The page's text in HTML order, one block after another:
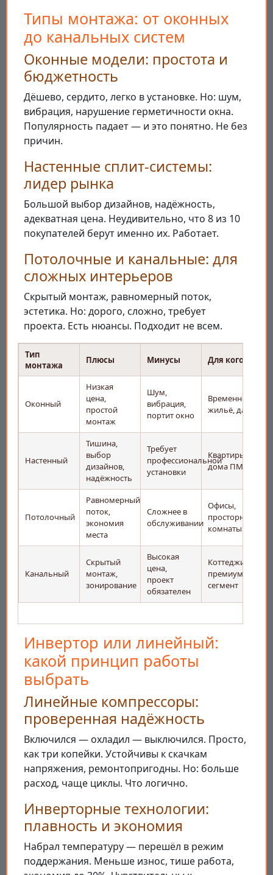
Типы монтажа: от оконных
до канальных систем
Оконные модели: простота и
бюджетность
Дёшево, сердито, легко в установке. Но: шум,
вибрация, нарушение герметичности окна.
Популярность падает — и это понятно. Не без
причин.
Настенные сплит-системы:
лидер рынка
Большой выбор дизайнов, надёжность,
адекватная цена. Неудивительно, что 8 из 10
покупателей берут именно их. Работает.
Потолочные и канальные: для
сложных интерьеров
Скрытый монтаж, равномерный поток,
эстетика. Но: дорого, сложно, требует
проекта. Есть нюансы. Подходит не всем.
Тип
монтажа
Плюсы Минусы Для кого
Оконный
Низкая
цена,
простой
монтаж
Шум,
вибрация,
портит окно
Временное
жильё, дача
Настенный
Тишина,
выбор
дизайнов,
надёжность
Требует
профессиональной
установки
Квартиры,
дома ПМЖ
Потолочный
Равномерный
поток,
экономия
места
Сложнее в
обслуживании
Офисы,
просторные
комнаты
Канальный
Скрытый
монтаж,
зонирование
Высокая
цена,
проект
обязателен
Коттеджи,
премиум-
сегмент
Инвертор или линейный:
какой принцип работы
выбрать
Линейные компрессоры:
проверенная надёжность
Включился — охладил — выключился. Просто,
как три копейки. Устойчивы к скачкам
напряжения, ремонтопригодны. Но: больше
расход, чаще циклы. Что логично.
Инверторные технологии:
плавность и экономия
Набрал температуру — перешёл в режим
поддержания. Меньше износ, тише работа,